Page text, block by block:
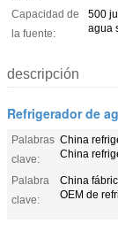
Capacidad de
la fuente:
500
agua
descripción
Refrigerador de
Palabras
clave:
China
China
Palabra
clave:
China
OEM de